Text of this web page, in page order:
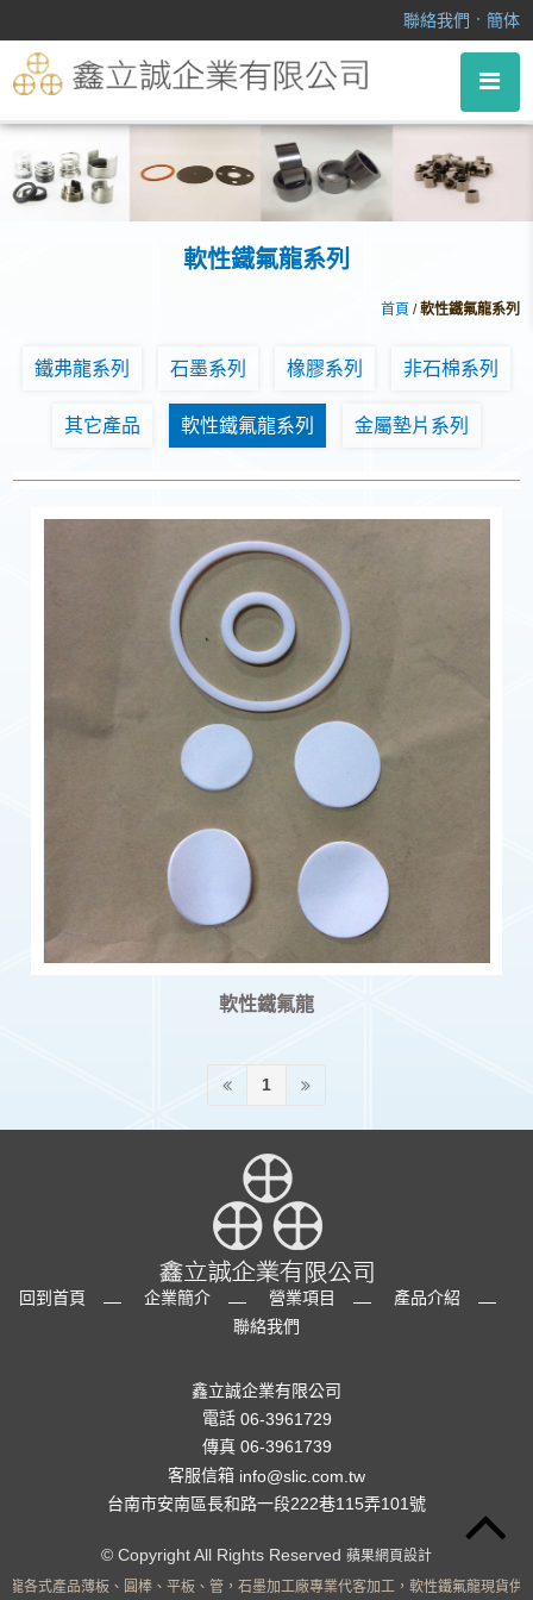
聯絡我們 ． 簡体
軟性鐵氟龍系列
首頁 /軟性鐵氟龍系列
鐵弗龍系列 石墨系列 橡膠系列 非石棉系列
其它產品 軟性鐵氟龍系列 金屬墊片系列
軟性鐵氟龍
1
回到首頁 企業簡介 營業項目
產品介紹
聯絡我們
鑫立誠企業有限公司
電話 06-3961729
傳真 06-3961739
客服信箱 info@slic.com.tw
台南市安南區長和路一段222巷115弄101號
© Copyright All Rights Reserved 蘋果網頁設計
龍各式產品薄板、圓棒、平板、管，石墨加工廠專業代客加工，軟性鐵氟龍現貨